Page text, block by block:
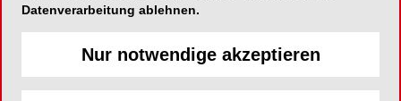
*Die Beiträge in dieser Rubrik stammen von den Anbietern und
spiegeln nicht die Meinung der Redaktion wider.
Datenverarbeitung ablehnen.
Nur notwendige akzeptieren